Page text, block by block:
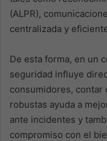
(ALPR),
centralizada y
De esta forma, en un
seguridad influye
consumidores, contar
robustas ayuda a
ante incidentes y
compromiso con el